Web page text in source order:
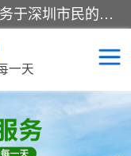
深圳市柏林家政有限公司是一家服务于深圳市民的专业家政公司。致力于为客户提供高质量、多维度的家庭服务，包括养老、母婴、月嫂育婴早教、康复理疗、家电清洗和保洁等方面的专业服务。
一天
嫂